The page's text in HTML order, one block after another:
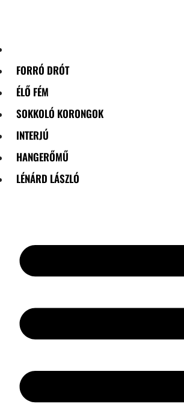
FORRÓ DRÓT
ÉLŐ FÉM
SOKKOLÓ KORONGOK
INTERJÚ
HANGERŐMŰ
LÉNÁRD LÁSZLÓ